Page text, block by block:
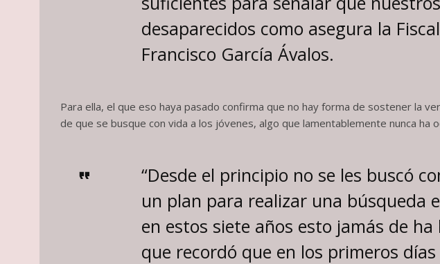
desaparecidos como asegura la
Francisco García Ávalos.
Para ella, el que eso haya pasado confirma que no hay forma de sostener la
de que se busque con vida a los jóvenes, algo que lamentablemente nunca ha
“Desde el principio no se les buscó
un plan para realizar una búsqueda
en estos siete años esto jamás de
que recordó que en los primeros